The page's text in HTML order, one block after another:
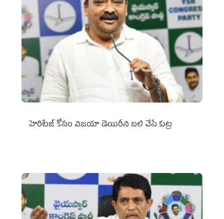
హెరిటేజ్ కోసం విజయా డెయిరీని బలి చేసే కుట్ర‌